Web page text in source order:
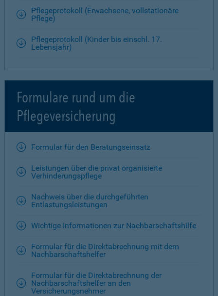
Pflegeprotokoll (Erwachsene, vollstationäre
Pflege)
Pflegeprotokoll (Kinder bis einschl. 17.
Lebensjahr)
Formulare rund um die
Pflegeversicherung
Formular für den Beratungseinsatz
Leistungen über die privat organisierte
Verhinderungspflege
Nachweis über die durchgeführten
Entlastungsleistungen
Wichtige Informationen zur Nachbarschaftshilfe
Formular für die Direktabrechnung mit dem
Nachbarschaftshelfer
Formular für die Direktabrechnung der
Nachbarschaftshelfer an den
Versicherungsnehmer